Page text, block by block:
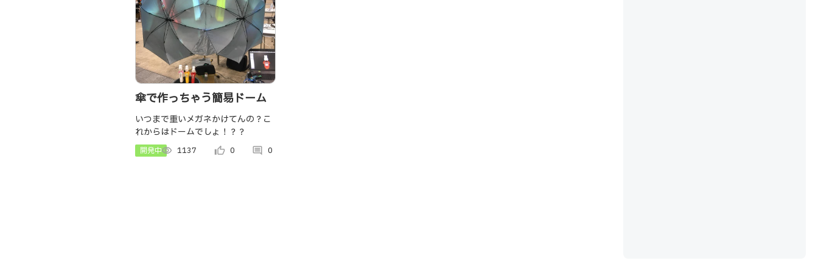
傘で作っちゃう簡易ドーム
いつまで重いメガネかけてんの？こ
れからはドームでしょ！？？
開発中visibility 1137 thumb_up_alt 0 comment 0